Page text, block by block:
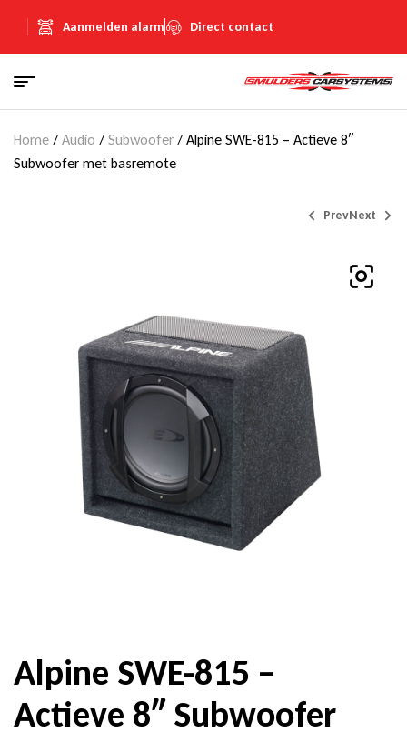
Aanmelden alarm Direct contact
Home / Audio / Subwoofer / Alpine SWE-815 – Actieve 8″
Subwoofer met basremote
PrevNext
Alpine SWE-815 –
Actieve 8″ Subwoofer